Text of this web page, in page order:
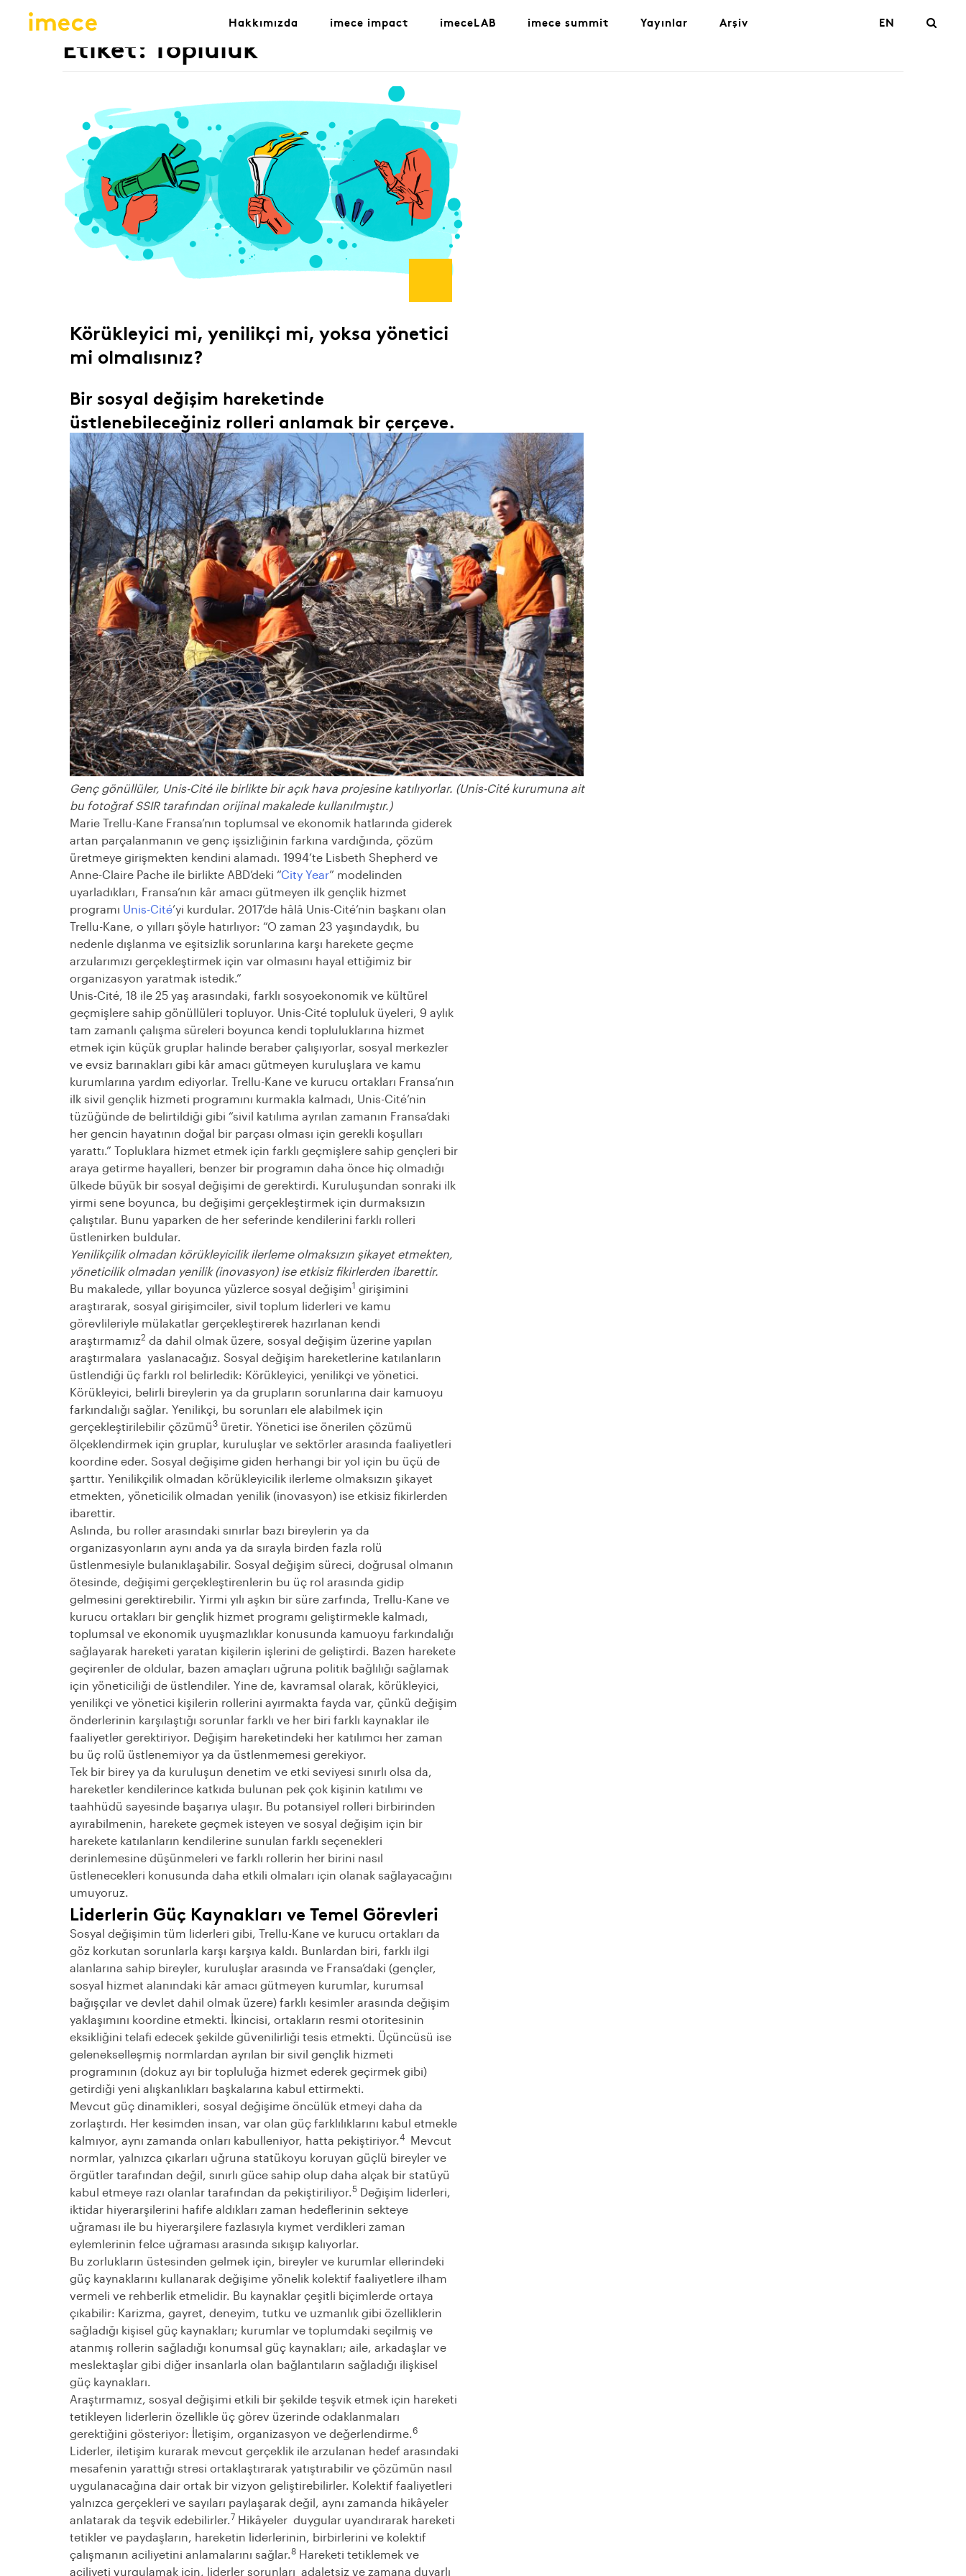
Hakkımızda imece impact imeceLAB imece summit Yayınlar Arşiv EN
Etiket: Topluluk
Körükleyici mi, yenilikçi mi, yoksa yönetici
mi olmalısınız?
Bir sosyal değişim hareketinde
üstlenebileceğiniz rolleri anlamak bir çerçeve.
Genç gönüllüler, Unis-Citéile birlikte bir açık hava projesine katılıyorlar. (Unis-Citékurumuna ait
bu fotoğraf SSIR tarafından orijinal makalede kullanılmıştır.)
Marie Trellu-Kane Fransa’nın toplumsal ve ekonomik hatlarında giderek
artan parçalanmanın ve genç işsizliğinin farkına vardığında, çözüm
üretmeye girişmekten kendini alamadı. 1994’te Lisbeth Shepherd ve
Anne-Claire Pache ile birlikte ABD’deki “City Year” modelinden
uyarladıkları, Fransa’nın kâr amacı gütmeyen ilk gençlik hizmet
programı Unis-Cité’yi kurdular. 2017’de hâlâ Unis-Cité’nin başkanı olan
Trellu-Kane, o yılları şöyle hatırlıyor: “O zaman 23 yaşındaydık, bu
nedenle dışlanma ve eşitsizlik sorunlarına karşı harekete geçme
arzularımızı gerçekleştirmek için var olmasını hayal ettiğimiz bir
organizasyon yaratmak istedik.”
Unis-Cité, 18 ile 25 yaş arasındaki, farklı sosyoekonomik ve kültürel
geçmişlere sahip gönüllüleri topluyor. Unis-Cité topluluk üyeleri, 9 aylık
tam zamanlı çalışma süreleri boyunca kendi topluluklarına hizmet
etmek için küçük gruplar halinde beraber çalışıyorlar, sosyal merkezler
ve evsiz barınakları gibi kâr amacı gütmeyen kuruluşlara ve kamu
kurumlarına yardım ediyorlar. Trellu-Kane ve kurucu ortakları Fransa’nın
ilk sivil gençlik hizmeti programını kurmakla kalmadı, Unis-Cité’nin
tüzüğünde de belirtildiği gibi “sivil katılıma ayrılan zamanın Fransa’daki
her gencin hayatının doğal bir parçası olması için gerekli koşulları
yarattı.” Topluklara hizmet etmek için farklı geçmişlere sahip gençleri bir
araya getirme hayalleri, benzer bir programın daha önce hiç olmadığı
ülkede büyük bir sosyal değişimi de gerektirdi. Kuruluşundan sonraki ilk
yirmi sene boyunca, bu değişimi gerçekleştirmek için durmaksızın
çalıştılar. Bunu yaparken de her seferinde kendilerini farklı rolleri
üstlenirken buldular.
Yenilikçilik olmadan körükleyicilik ilerleme olmaksızın şikayet etmekten,
yöneticilik olmadan yenilik (inovasyon) ise etkisiz fikirlerden ibarettir.
Bu makalede, yıllar boyunca yüzlerce sosyal değişim1 girişimini
araştırarak, sosyal girişimciler, sivil toplum liderleri ve kamu
görevlileriyle mülakatlar gerçekleştirerek hazırlanan kendi
araştırmamız2 da dahil olmak üzere, sosyal değişim üzerine yapılan
araştırmalara yaslanacağız. Sosyal değişim hareketlerine katılanların
üstlendiği üç farklı rol belirledik: Körükleyici, yenilikçi ve yönetici.
Körükleyici, belirli bireylerin ya da grupların sorunlarına dair kamuoyu
farkındalığı sağlar. Yenilikçi, bu sorunları ele alabilmek için
gerçekleştirilebilir çözümü3 üretir. Yönetici ise önerilen çözümü
ölçeklendirmek için gruplar, kuruluşlar ve sektörler arasında faaliyetleri
koordine eder. Sosyal değişime giden herhangi bir yol için bu üçü de
şarttır. Yenilikçilik olmadan körükleyicilik ilerleme olmaksızın şikayet
etmekten, yöneticilik olmadan yenilik (inovasyon) ise etkisiz fikirlerden
ibarettir.
Aslında, bu roller arasındaki sınırlar bazı bireylerin ya da
organizasyonların aynı anda ya da sırayla birden fazla rolü
üstlenmesiyle bulanıklaşabilir. Sosyal değişim süreci, doğrusal olmanın
ötesinde, değişimi gerçekleştirenlerin bu üç rol arasında gidip
gelmesini gerektirebilir. Yirmi yılı aşkın bir süre zarfında, Trellu-Kane ve
kurucu ortakları bir gençlik hizmet programı geliştirmekle kalmadı,
toplumsal ve ekonomik uyuşmazlıklar konusunda kamuoyu farkındalığı
sağlayarak hareketi yaratan kişilerin işlerini de geliştirdi. Bazen harekete
geçirenler de oldular, bazen amaçları uğruna politik bağlılığı sağlamak
için yöneticiliği de üstlendiler. Yine de, kavramsal olarak, körükleyici,
yenilikçi ve yönetici kişilerin rollerini ayırmakta fayda var, çünkü değişim
önderlerinin karşılaştığı sorunlar farklı ve her biri farklı kaynaklar ile
faaliyetler gerektiriyor. Değişim hareketindeki her katılımcı her zaman
bu üç rolü üstlenemiyor ya da üstlenmemesi gerekiyor.
Tek bir birey ya da kuruluşun denetim ve etki seviyesi sınırlı olsa da,
hareketler kendilerince katkıda bulunan pek çok kişinin katılımı ve
taahhüdü sayesinde başarıya ulaşır. Bu potansiyel rolleri birbirinden
ayırabilmenin, harekete geçmek isteyen ve sosyal değişim için bir
harekete katılanların kendilerine sunulan farklı seçenekleri
derinlemesine düşünmeleri ve farklı rollerin her birini nasıl
üstlenecekleri konusunda daha etkili olmaları için olanak sağlayacağını
umuyoruz.
Liderlerin Güç Kaynakları ve Temel Görevleri
Sosyal değişimin tüm liderleri gibi, Trellu-Kane ve kurucu ortakları da
göz korkutan sorunlarla karşı karşıya kaldı. Bunlardan biri, farklı ilgi
alanlarına sahip bireyler, kuruluşlar arasında ve Fransa’daki (gençler,
sosyal hizmet alanındaki kâr amacı gütmeyen kurumlar, kurumsal
bağışçılar ve devlet dahil olmak üzere) farklı kesimler arasında değişim
yaklaşımını koordine etmekti. İkincisi, ortakların resmi otoritesinin
eksikliğini telafi edecek şekilde güvenilirliği tesis etmekti. Üçüncüsü ise
gelenekselleşmiş normlardan ayrılan bir sivil gençlik hizmeti
programının (dokuz ayı bir topluluğa hizmet ederek geçirmek gibi)
getirdiği yeni alışkanlıkları başkalarına kabul ettirmekti.
Mevcut güç dinamikleri, sosyal değişime öncülük etmeyi daha da
zorlaştırdı. Her kesimden insan, var olan güç farklılıklarını kabul etmekle
kalmıyor, aynı zamanda onları kabulleniyor, hatta pekiştiriyor.4
Mevcut
normlar, yalnızca çıkarları uğruna statükoyu koruyan güçlü bireyler ve
örgütler tarafından değil, sınırlı güce sahip olup daha alçak bir statüyü
kabul etmeye razı olanlar tarafından da pekiştiriliyor.5 Değişim liderleri,
iktidar hiyerarşilerini hafife aldıkları zaman hedeflerinin sekteye
uğraması ile bu hiyerarşilere fazlasıyla kıymet verdikleri zaman
eylemlerinin felce uğraması arasında sıkışıp kalıyorlar.
Bu zorlukların üstesinden gelmek için, bireyler ve kurumlar ellerindeki
güç kaynaklarını kullanarak değişime yönelik kolektif faaliyetlere ilham
vermeli ve rehberlik etmelidir. Bu kaynaklar çeşitli biçimlerde ortaya
çıkabilir: Karizma, gayret, deneyim, tutku ve uzmanlık gibi özelliklerin
sağladığı kişisel güç kaynakları; kurumlar ve toplumdaki seçilmiş ve
atanmış rollerin sağladığı konumsal güç kaynakları; aile, arkadaşlar ve
meslektaşlar gibi diğer insanlarla olan bağlantıların sağladığı ilişkisel
güç kaynakları.
Araştırmamız, sosyal değişimi etkili bir şekilde teşvik etmek için hareketi
tetikleyen liderlerin özellikle üç görev üzerinde odaklanmaları
gerektiğini gösteriyor: İletişim, organizasyon ve değerlendirme.6
Liderler, iletişim kurarak mevcut gerçeklik ile arzulanan hedef arasındaki
mesafenin yarattığı stresi ortaklaştırarak yatıştırabilir ve çözümün nasıl
uygulanacağına dair ortak bir vizyon geliştirebilirler. Kolektif faaliyetleri
yalnızca gerçekleri ve sayıları paylaşarak değil, aynı zamanda hikâyeler
anlatarak da teşvik edebilirler.7 Hikâyeler duygular uyandırarak hareketi
tetikler ve paydaşların, hareketin liderlerinin, birbirlerini ve kolektif
çalışmanın aciliyetini anlamalarını sağlar.8 Hareketi tetiklemek ve
aciliyeti vurgulamak için, liderler sorunları adaletsiz ve zamana duyarlı